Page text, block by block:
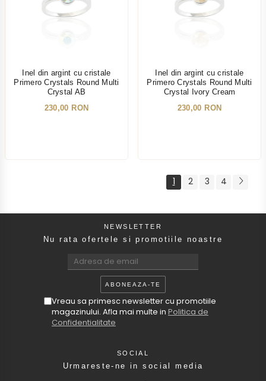
Inel din argint cu cristale
Primero Crystals Round Multi
Crystal AB
230,00 RON
Inel din argint cu cristale
Primero Crystals Round Multi
Crystal Ivory Cream
230,00 RON
1 2 3 4
NEWSLETTER
Nu rata ofertele si promotiile noastre
Vreau sa primesc newsletter cu promotiile
magazinului. Afla mai multe in Politica de
Confidentialitate
SOCIAL
Urmareste-ne in social media